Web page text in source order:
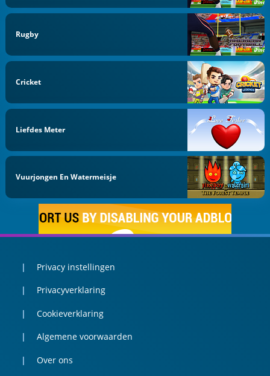
Rugby
Cricket
Liefdes Meter
Vuurjongen En Watermeisje
Privacy instellingen
Privacyverklaring
Cookieverklaring
Algemene voorwaarden
Over ons